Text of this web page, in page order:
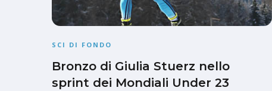
SCI DI FONDO
Bronzo di Giulia Stuerz nello
sprint dei Mondiali Under 23